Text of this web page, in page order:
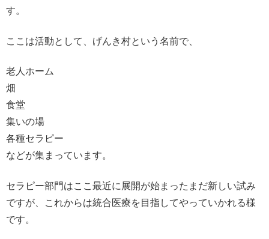
す。
ここは活動として、げんき村という名前で、
老人ホーム
畑
食堂
集いの場
各種セラピー
などが集まっています。
セラピー部門はここ最近に展開が始まったまだ新しい試み
ですが、これからは統合医療を目指してやっていかれる様
です。